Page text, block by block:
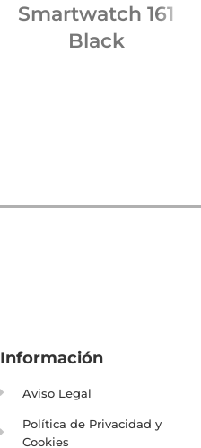
Smartwatch 161
Black
Información
Aviso Legal
Política de Privacidad y
Cookies